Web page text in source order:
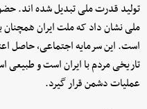
تولید قدرت ملی تبدیل شده اند.
ملی نشان داد که ملت ایران همچنان
است. این سرمایه اجتماعی، حاصل
تاریخی مردم با ایران است و
عملیات دشمن قرار گیرد.